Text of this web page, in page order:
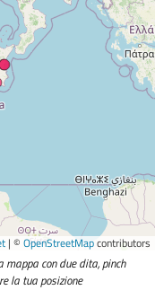
| © OpenStreetMapcontributors
con due dita, pinch
la tua posizione